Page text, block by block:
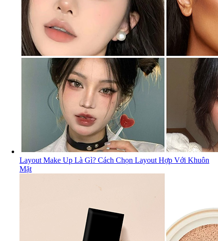
Layout Make Up Là Gì? Cách Chọn Layout Hợp Với Khuôn
Mặt